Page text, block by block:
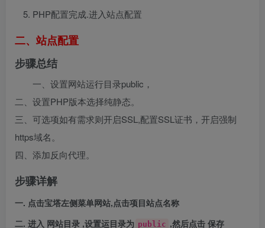
PHP配置完成.进入站点配置
二、站点配置
步骤总结
一、设置网站运行目录public，
二、设置PHP版本选择纯静态。
三、可选项如有需求则开启SSL,配置SSL证书，开启强制
https域名。
四、添加反向代理。
步骤详解
一. 点击宝塔左侧菜单网站,点击项目站点名称
二. 进入 网站目录 ,设置运目录为 public ,然后点击 保存